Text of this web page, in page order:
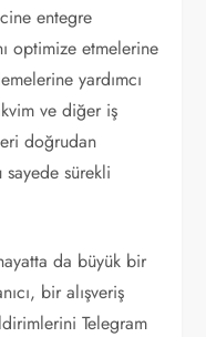
entegre
optimize etmelerine
yardımcı
ve diğer iş
doğrudan
sürekli
da büyük bir
bir alışveriş
Telegram